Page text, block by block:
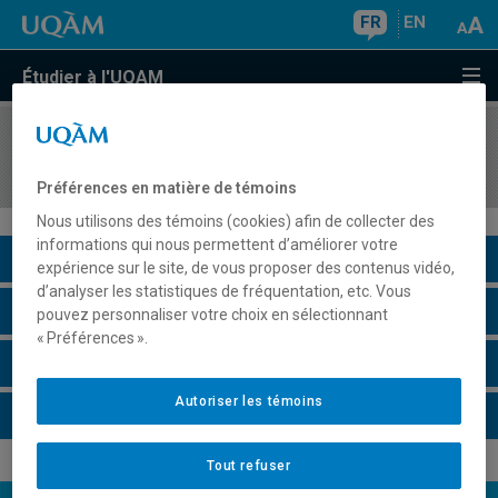
FR EN
Étudier à l'UQAM
COURS//
Description du cours
Horaire - Été 2026
Préférences en matière de témoins
Nous utilisons des témoins (cookies) afin de collecter des
informations qui nous permettent d’améliorer votre
expérience sur le site, de vous proposer des contenus vidéo,
d’analyser les statistiques de fréquentation, etc. Vous
pouvez personnaliser votre choix en sélectionnant
« Préférences ».
Tout refuser
Autoriser les témoins